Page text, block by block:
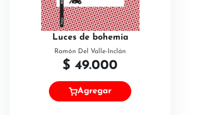
Luces de bohemia
Ramón Del Valle-Inclán
$ 49.000
Agregar